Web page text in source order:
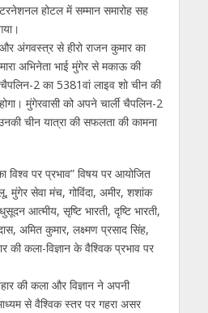
होटल में सम्मान समारोह सह
अंगवस्त्र से हीरो राजन कुमार का
अभिनेता भाई मुंगेर से मकाऊ की
चैपलिन-2 का 5381वां लाइव शो चीन की
मुंगेरवासी को अपने चार्ली चैपलिन-2
चीन यात्रा की सफलता की कामना
विश्व पर प्रभाव” विषय पर आयोजित
मुंगेर सेवा मंच, गोविंदा, अमीर, शशांक
आत्मीय, सृष्टि भारती, दृष्टि भारती,
अमित कुमार, लक्ष्मण प्रसाद सिंह,
कला-विज्ञान के वैश्विक प्रभाव पर
की कला और विज्ञान ने अपनी
से वैश्विक स्तर पर गहरा असर